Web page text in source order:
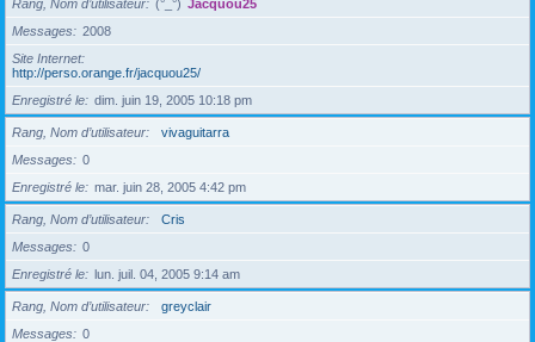
Rang, Nom d’utilisateur (°_°) Jacquou25
Messages
2008
Site Internet
http://perso.orange.fr/jacquou25/
Enregistré le
dim. juin 19, 2005 10:18 pm
Rang, Nom d’utilisateur
vivaguitarra
Messages
0
Enregistré le
mar. juin 28, 2005 4:42 pm
Rang, Nom d’utilisateur
Cris
Messages
0
Enregistré le
lun. juil. 04, 2005 9:14 am
Rang, Nom d’utilisateur
greyclair
Messages
0